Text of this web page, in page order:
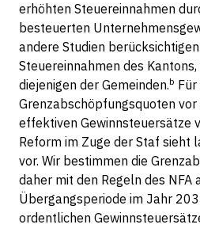
erhöhten Steuereinnahmen
besteuerten
andere Studien
Steuereinnahmen des
diejenigen der Gemeinden.b
Grenzabschöpfungsquoten
effektiven Gewinnsteuersätze
Reform im Zuge der Staf sieht
vor. Wir bestimmen die
daher mit den Regeln des NFA
Übergangsperiode im Jahr
ordentlichen